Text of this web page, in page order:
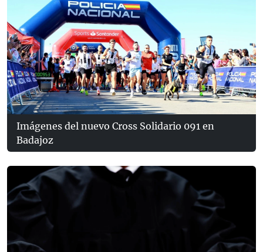
Imágenes del nuevo Cross Solidario 091 en
Badajoz